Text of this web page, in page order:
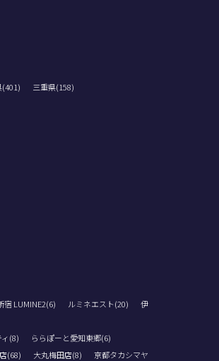
三重県(158)
宿 LUMINE2(6) ルミネエスト(20) 伊
(8)
ららぽーと愛知東郷(6)
(68)
大丸梅田店(8) 京都タカシマヤ